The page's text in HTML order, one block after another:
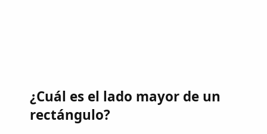
¿Cuál es el lado mayor de un
rectángulo?